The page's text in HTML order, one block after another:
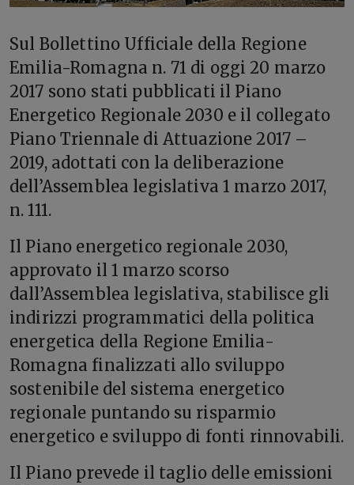
Sul Bollettino Ufficiale della Regione
Emilia-Romagna n. 71 di oggi 20 marzo
2017 sono stati pubblicati il Piano
Energetico Regionale 2030 e il collegato
Piano Triennale di Attuazione 2017 –
2019, adottati con la deliberazione
dell’Assemblea legislativa 1 marzo 2017,
n. 111.
Il Piano energetico regionale 2030,
approvato il 1 marzo scorso
dall’Assemblea legislativa, stabilisce gli
indirizzi programmatici della politica
energetica della Regione Emilia-
Romagna finalizzati allo sviluppo
sostenibile del sistema energetico
regionale puntando su risparmio
energetico e sviluppo di fonti rinnovabili.
Il Piano prevede il taglio delle emissioni